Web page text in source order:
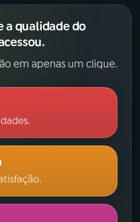
Facebook
a qualidade do
em apenas um clique.